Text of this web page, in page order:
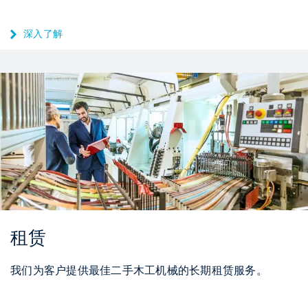
深入了解
租赁
我们为客户提供最佳二手木工机械的长期租赁服务。